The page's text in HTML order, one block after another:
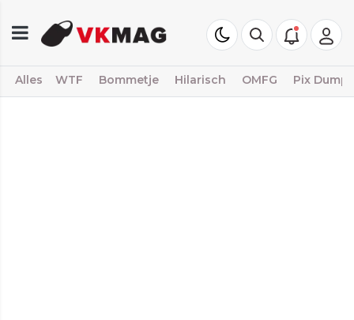
Alles WTF Bommetje Hilarisch OMFG Pix Dump